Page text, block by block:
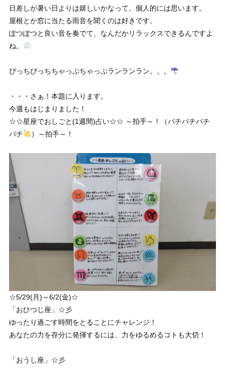
日差しが暑い日よりは嬉しいかなって、個人的には思います。
屋根とか窓に当たる雨音を聞くのは好きです。
ぽつぽつと良い音を奏でて、なんだかリラックスできるんですよ
ね。
ぴっちぴっちちゃっぷちゃっぷランランラン。。。
・・・さぁ！本題に入ります。
今週もはじまりました！
☆☆星座でおしごと(1週間)占い☆☆ ～拍手～！（パチパチパチ
パチ
）～拍手～！
☆5/29(月)～6/2(金)☆
「おひつじ座」☆彡
ゆったり過ごす時間をとることにチャレンジ！
あなたの力を存分に発揮するには、力をゆるめるコトも大切！
「おうし座」☆彡